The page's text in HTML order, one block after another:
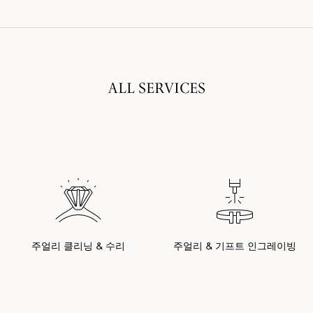
ALL SERVICES
주얼리 클리닝 & 수리 주얼리 & 기프트 인그레이빙